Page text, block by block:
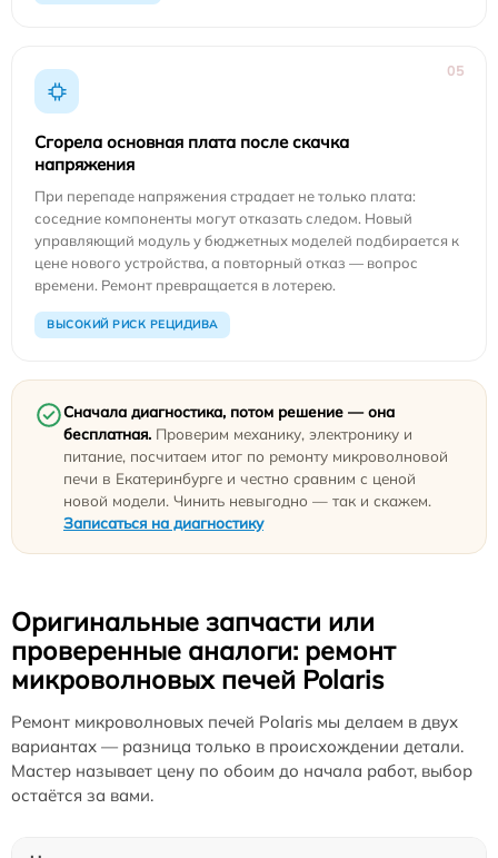
05
Сгорела основная плата после скачка
напряжения
При перепаде напряжения страдает не только плата:
соседние компоненты могут отказать следом. Новый
управляющий модуль у бюджетных моделей подбирается к
цене нового устройства, а повторный отказ — вопрос
времени. Ремонт превращается в лотерею.
ВЫСОКИЙ РИСК РЕЦИДИВА
Сначала диагностика, потом решение — она
бесплатная. Проверим механику, электронику и
питание, посчитаем итог по ремонту микроволновой
печи в Екатеринбурге и честно сравним с ценой
новой модели. Чинить невыгодно — так и скажем.
Записаться на диагностику
Оригинальные запчасти или
проверенные аналоги: ремонт
микроволновых печей Polaris
Ремонт микроволновых печей Polaris мы делаем в двух
вариантах — разница только в происхождении детали.
Мастер называет цену по обоим до начала работ, выбор
остаётся за вами.